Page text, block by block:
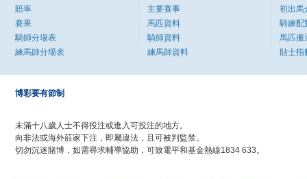
賠率
賽果
騎師分場表
練馬師分場表
主要賽事
馬匹資料
騎師資料
練馬師資料
初出馬
騎練配
馬匹搬
貼士指
博彩要有節制
未滿十八歲人士不得投注或進入可投注的地方。
向非法或海外莊家下注，即屬違法，且可被判監禁。
切勿沉迷賭博，如需尋求輔導協助，可致電平和基金熱線1834 633。